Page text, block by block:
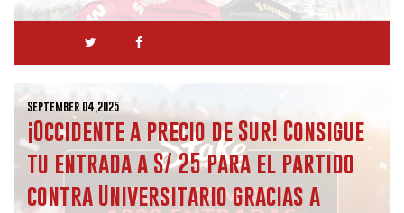
September 04,2025
¡Occidente a precio de Sur! Consigue
tu entrada a S/ 25 para el partido
contra Universitario gracias a